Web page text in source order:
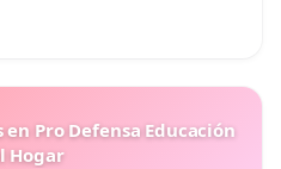
Pro Defensa Educación
Hogar